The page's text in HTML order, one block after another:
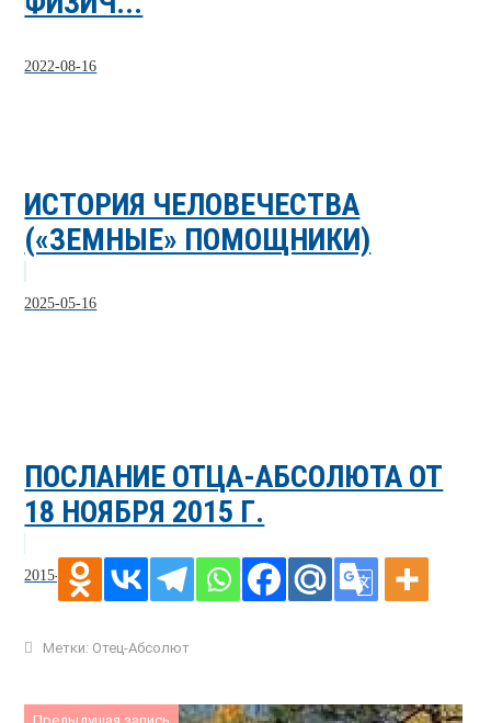
2022-08-16
ИСТОРИЯ ЧЕЛОВЕЧЕСТВА
(«ЗЕМНЫЕ» ПОМОЩНИКИ)
2025-05-16
ПОСЛАНИЕ ОТЦА-АБСОЛЮТА ОТ
18 НОЯБРЯ 2015 Г.
2015-11-19
Метки: Отец-Абсолют